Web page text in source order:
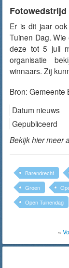
Fotowedstrijd
Er is dit jaar
Tuinen Dag.
deze tot 5 juli
organisatie
winnaars. Zij
Bron: Gemeente
Datum nieuws
Gepubliceerd
Bekijk hier meer
Barendrecht
Groen
Open Tuinendag
«